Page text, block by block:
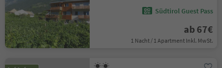
Südtirol Guest Pass
ab 67€
1 Nacht / 1 Apartment Inkl. MwSt.